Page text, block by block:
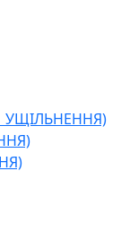
УЩІЛЬНЕННЯ)